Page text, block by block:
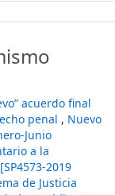
acuerdo final
penal , Nuevo
Junio
a la
2019
de Justicia